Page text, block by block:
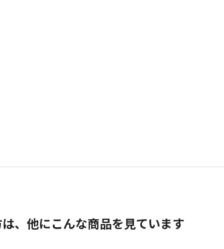
、他にこんな商品を見ています